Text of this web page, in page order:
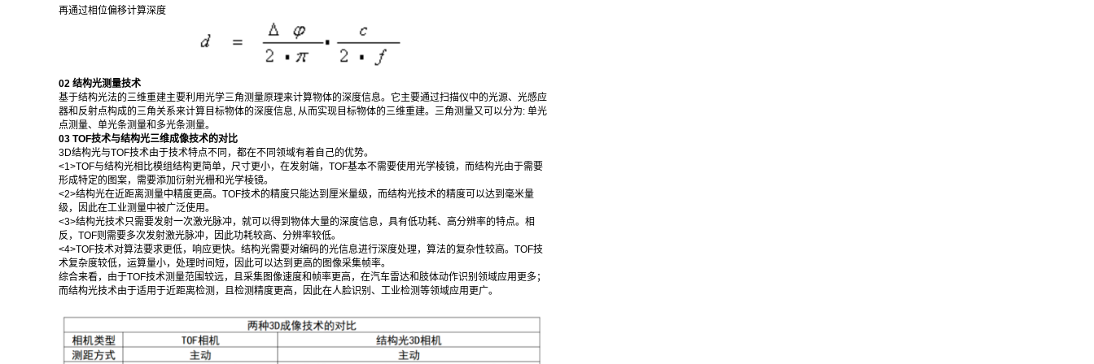
再通过相位偏移计算深度
02 结构光测量技术
基于结构光法的三维重建主要利用光学三角测量原理来计算物体的深度信息。它主要通过扫描仪中的光源、光感应
器和反射点构成的三角关系来计算目标物体的深度信息, 从而实现目标物体的三维重建。三角测量又可以分为: 单光
点测量、单光条测量和多光条测量。
03 TOF技术与结构光三维成像技术的对比
3D结构光与TOF技术由于技术特点不同，都在不同领域有着自己的优势。
<1>TOF与结构光相比模组结构更简单，尺寸更小，在发射端，TOF基本不需要使用光学棱镜，而结构光由于需要
形成特定的图案，需要添加衍射光栅和光学棱镜。
<2>结构光在近距离测量中精度更高。TOF技术的精度只能达到厘米量级，而结构光技术的精度可以达到毫米量
级，因此在工业测量中被广泛使用。
<3>结构光技术只需要发射一次激光脉冲，就可以得到物体大量的深度信息，具有低功耗、高分辨率的特点。相
反，TOF则需要多次发射激光脉冲，因此功耗较高、分辨率较低。
<4>TOF技术对算法要求更低，响应更快。结构光需要对编码的光信息进行深度处理，算法的复杂性较高。TOF技
术复杂度较低，运算量小，处理时间短，因此可以达到更高的图像采集帧率。
综合来看，由于TOF技术测量范围较远，且采集图像速度和帧率更高，在汽车雷达和肢体动作识别领域应用更多；
而结构光技术由于适用于近距离检测，且检测精度更高，因此在人脸识别、工业检测等领域应用更广。